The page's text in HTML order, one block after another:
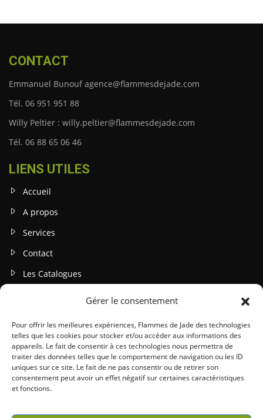
Gérer le consentement
Pour offrir les meilleures expériences, Flammes de Jade des technologies
telles que les cookies pour stocker et/ou accéder aux informations des
appareils. Le fait de consentir à ces technologies nous permettra de
traiter des données telles que le comportement de navigation ou les ID
uniques sur ce site. Le fait de ne pas consentir ou de retirer son
consentement peut avoir un effet négatif sur certaines caractéristiques
et fonctions.
CONTACT
Emmanuel Bunouf agence@flammesdejade.com
Tél. 06 951 951 88
Willy Peltier : willy.peltier@flammesdejade.com
Tél. 06 88 65 06 46
LIENS UTILES
Accueil
A propos
Services
Contact
Les Catalogues
INFOS LEGALES
Mentions légales
Politique de confidentialité
Gestion des cookies
Conditions générales (CGU / CGV)